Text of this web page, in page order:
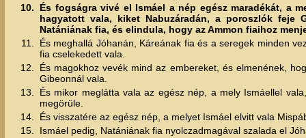
10.
És fogságra vivé el Ismáel a nép egész maradékát, a
hagyatott vala, kiket Nabuzáradán, a poroszlók feje
Natániának fia, és elindula, hogy az Ammon fiaihoz
11.
És meghallá Jóhanán, Káreának fia és a seregek minden
fia cselekedett vala.
12.
És magokhoz vevék mind az embereket, és elmenének,
Gibeonnál vala.
13.
És mikor meglátta vala az egész nép, a mely Ismáellel
megörüle.
14.
És visszatére az egész nép, a melyet Ismáel elvitt vala
15.
Ismáel pedig, Natániának fia nyolczadmagával szalada el